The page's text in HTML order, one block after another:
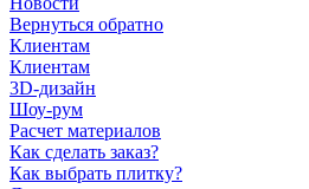
Вернуться обратно
Клиентам
Клиентам
3D-дизайн
Шоу-рум
Расчет материалов
Как сделать заказ?
Как выбрать плитку?